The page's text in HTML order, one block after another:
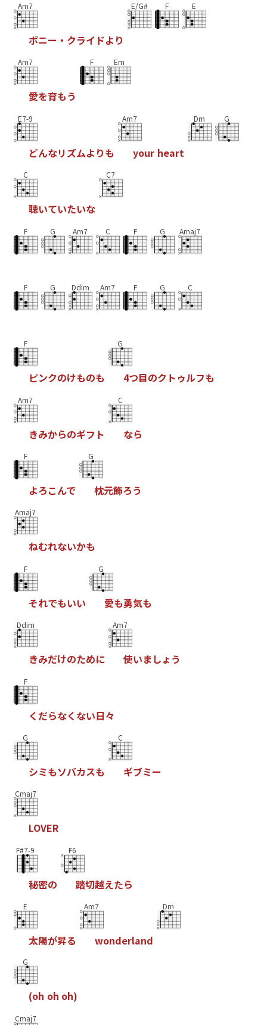
Am7
ボニー ・ クライ ドよ り
E/G# F E
Am7
愛を育もう
F Em
E7-9
どんなリズムよ りも
Am7
your heart
Dm G
C
聴いていたいな
C7
F G Am7 C F G Amaj7
F G Ddim Am7 F G C
F
ピンクのけものも
G
4つ目のク ト ゥルフも
Am7
きみからのギフ ト
C
なら
F
よろこんで
G
枕元飾ろう
Amaj7
ねむれないかも
F
それでもいい
G
愛も勇気も
Ddim
きみだけのために
Am7
使いましょ う
F
く だらなく ない日々
G
シミもソバカスも
C
ギブミー
Cmaj7
LOVER
F#7-9
秘密の
F6
踏切越えたら
E
太陽が昇る
Am7
wonderland
Dm
G
(oh oh oh)
Cmaj7